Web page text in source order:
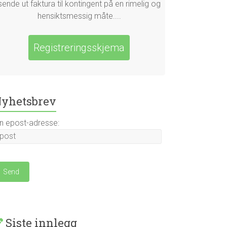
ut faktura til kontingent på en rimelig og
hensiktsmessig måte....
Registreringsskjema
epost-adresse:
Siste innlegg